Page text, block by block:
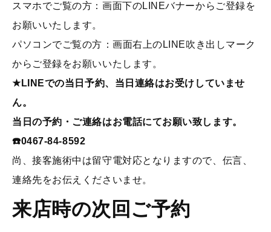
スマホでご覧の方：画面下のLINEバナーからご登録を
お願いいたします。
パソコンでご覧の方：画面右上のLINE吹き出しマーク
からご登録をお願いいたします。
★LINEでの当日予約、当日連絡はお受けしていませ
ん。
当日の予約・ご連絡はお電話にてお願い致します。
☎️0467-84-8592
尚、接客施術中は留守電対応となりますので、伝言、
連絡先をお伝えくださいませ。
来店時の次回ご予約